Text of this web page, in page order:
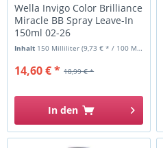
Wella Invigo Color Brilliance
Miracle BB Spray Leave-In
150ml 02-26
Inhalt 150 Milliliter(9,73 € * / 100 Milliliter)
18,99 € *
14,60 € *
In den